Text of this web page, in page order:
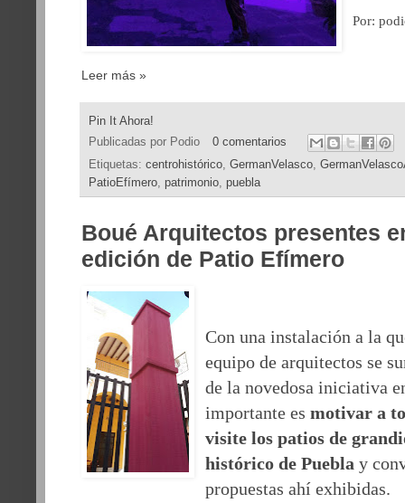
Por:
Leer más »
Pin It Ahora!
Publicadas por Podio
0 comentarios
Etiquetas: centrohistórico, GermanVelasco,
PatioEfímero, patrimonio, puebla
Boué Arquitectos presentes
edición de Patio Efímero
Con una instalación a la
equipo de arquitectos se
de la novedosa iniciativa
importante esmotivar a
visite los patios de
histórico de Puebla y
propuestas ahí exhibidas.